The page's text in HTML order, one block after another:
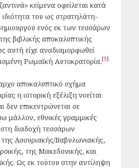
κείμενα οφείλεται κατά
του ως στρατηλάτη-
ενός εκ των τεσσάρων
βιβλικής αποκαλυπτικής
αυτή είχε αναδιαμορφωθεί
Ρωμαϊκή Αυτοκρατορία.[3]
αποκαλυπτικό σχήμα
η ιστορική εξέλιξη νοείται
δεν επικεντρώνεται σε
μάλλον, εθνικές γραμμικές
διαδοχή τεσσάρων
Ασσυριακής/Βαβυλωνιακής,
της Μακεδονικής, και
Ως εκ τούτου στην αντίληψη